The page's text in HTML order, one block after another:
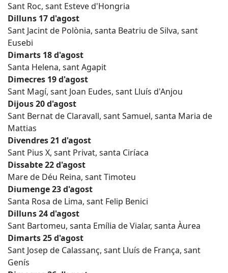
Sant Roc, sant Esteve d'Hongria
Dilluns 17 d'agost
Sant Jacint de Polònia, santa Beatriu de Silva, sant
Eusebi
Dimarts 18 d'agost
Santa Helena, sant Agapit
Dimecres 19 d'agost
Sant Magí, sant Joan Eudes, sant Lluís d'Anjou
Dijous 20 d'agost
Sant Bernat de Claravall, sant Samuel, santa Maria de
Mattias
Divendres 21 d'agost
Sant Pius X, sant Privat, santa Ciríaca
Dissabte 22 d'agost
Mare de Déu Reina, sant Timoteu
Diumenge 23 d'agost
Santa Rosa de Lima, sant Felip Benici
Dilluns 24 d'agost
Sant Bartomeu, santa Emília de Vialar, santa Àurea
Dimarts 25 d'agost
Sant Josep de Calassanç, sant Lluís de França, sant
Genís